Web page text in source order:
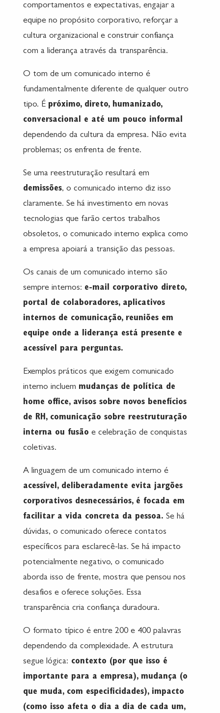
comportamentos e expectativas, engajar a
equipe no propósito corporativo, reforçar a
cultura organizacional e construir confiança
com a liderança através da transparência.
O tom de um comunicado interno é
fundamentalmente diferente de qualquer outro
tipo. É próximo, direto, humanizado,
conversacional e até um pouco informal
dependendo da cultura da empresa. Não evita
problemas; os enfrenta de frente.
Se uma reestruturação resultará em
demissões, o comunicado interno diz isso
claramente. Se há investimento em novas
tecnologias que farão certos trabalhos
obsoletos, o comunicado interno explica como
a empresa apoiará a transição das pessoas.
Os canais de um comunicado interno são
sempre internos: e-mail corporativo direto,
portal de colaboradores, aplicativos
internos de comunicação, reuniões em
equipe onde a liderança está presente e
acessível para perguntas.
Exemplos práticos que exigem comunicado
interno incluem mudanças de política de
home office, avisos sobre novos benefícios
de RH, comunicação sobre reestruturação
interna ou fusão e celebração de conquistas
coletivas.
A linguagem de um comunicado interno é
acessível, deliberadamente evita jargões
corporativos desnecessários, é focada em
facilitar a vida concreta da pessoa. Se há
dúvidas, o comunicado oferece contatos
específicos para esclarecê-las. Se há impacto
potencialmente negativo, o comunicado
aborda isso de frente, mostra que pensou nos
desafios e oferece soluções. Essa
transparência cria confiança duradoura.
O formato típico é entre 200 e 400 palavras
dependendo da complexidade. A estrutura
segue lógica: contexto (por que isso é
importante para a empresa), mudança (o
que muda, com especificidades), impacto
(como isso afeta o dia a dia de cada um,